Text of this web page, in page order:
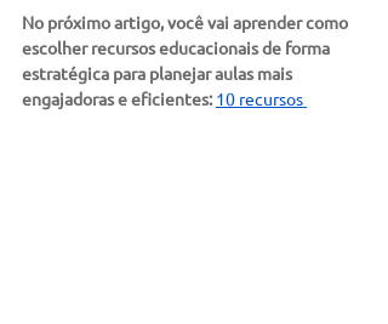
No próximo artigo, você vai aprender como
escolher recursos educacionais de forma
estratégica para planejar aulas mais
engajadoras e eficientes: 10 recursos